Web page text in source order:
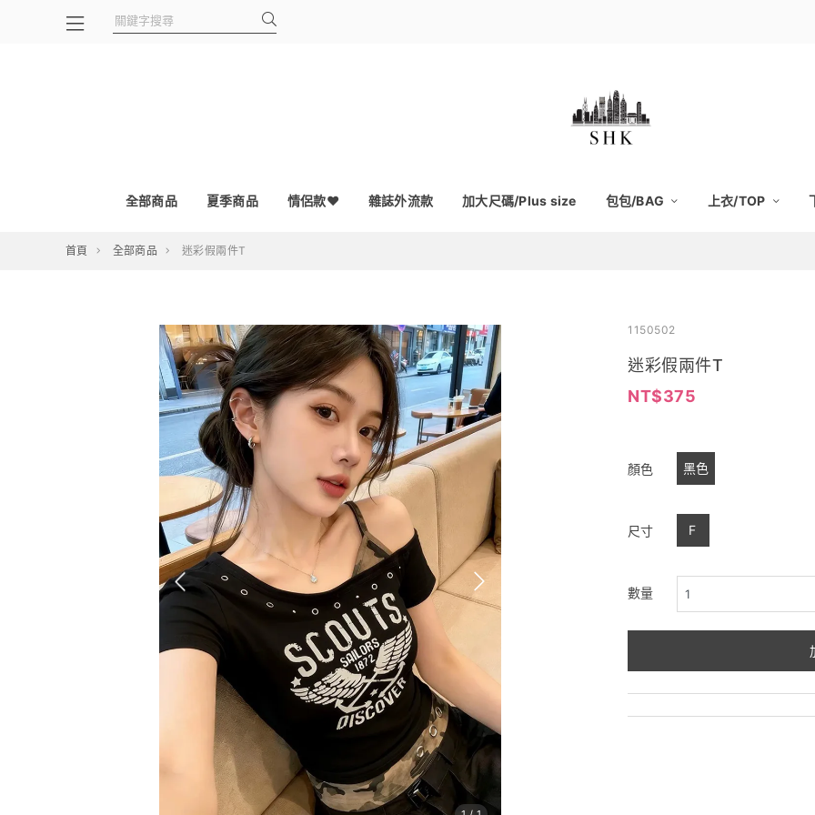
全部商品 夏季商品 情侶款❤ 雜誌外流款 加大尺碼/Plus size 包包/BAG 上衣/TOP
首頁 全部商品 迷彩假兩件T
1150502
迷彩假兩件T
375
顏色 黑色
尺寸 F
數量